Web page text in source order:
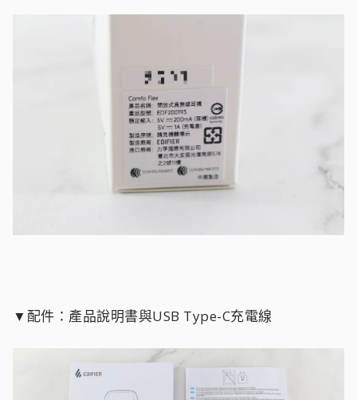
▼配件：產品說明書與USB Type-C充電線